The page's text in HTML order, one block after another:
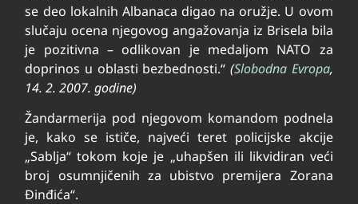
se deo lokalnih Albanaca digao na oružje. U ovom
slučaju ocena njegovog angažovanja iz Brisela bila
je pozitivna – odlikovan je medaljom NATO za
doprinos u oblasti bezbednosti.“ (Slobodna Evropa,
14. 2. 2007. godine)
Žandarmerija pod njegovom komandom podnela
je, kako se ističe, najveći teret policijske akcije
„Sablja“ tokom koje je „uhapšen ili likvidiran veći
broj osumnjičenih za ubistvo premijera Zorana
Đinđića“.